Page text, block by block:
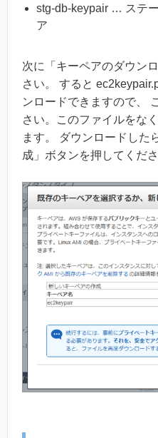
stg-db-keypair … ステ
ア
次に「キーペアのダウン
さい。 すると
ンロードできますので、
さい。このファイルをな
ます。 ダウンロードした
成」ボタンを押してくださ